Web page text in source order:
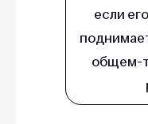
если
общем-